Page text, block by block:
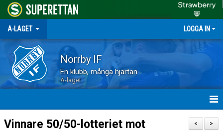
A-LAGET LOGGA IN
Norrby IF
En klubb, många hjärtan
A-laget
HEM
>
<
Vinnare 50/50-lotteriet mot